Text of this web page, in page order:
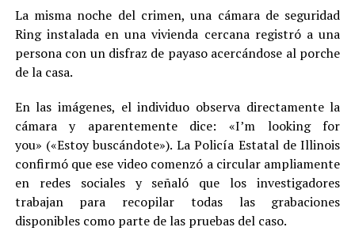
La misma noche del crimen, una cámara de seguridad
Ring instalada en una vivienda cercana registró a una
persona con un disfraz de payaso acercándose al porche
de la casa.
En las imágenes, el individuo observa directamente la
cámara y aparentemente dice: «I’m looking for
you» («Estoy buscándote»). La Policía Estatal de Illinois
confirmó que ese video comenzó a circular ampliamente
en redes sociales y señaló que los investigadores
trabajan para recopilar todas las grabaciones
disponibles como parte de las pruebas del caso.